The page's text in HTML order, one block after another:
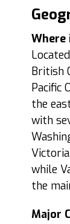
Where
British
Pacific
the
with
while
the
Major